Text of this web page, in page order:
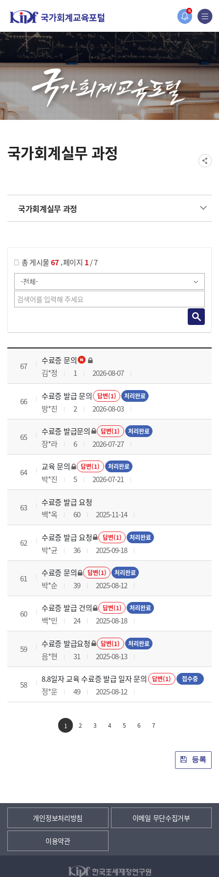
N
홈페이지가 새롭게 개편되었습니다.
한국조세재정연구원홈페이지가 새롭게 개설되었습니다.
국가회계실무 과정
국가회계실무 과정
총 게시물67,페이지 1/ 7
국가회계실무 과정 목록 으로 번호, 제목, 작성자, 조회수, 등록 일로 나열 되고 있습니다.
67
수료증 문의
김*정
1 2026-08-07
66
수료증 발급 문의 답변(1) 처리완료
방*진 2 2026-08-03
65
수료증 발급문의 답변(1) 처리완료
장*라 6 2026-07-27
64
교육 문의 답변(1) 처리완료
박*진 5 2026-07-21
63
수료증 발급 요청
백*옥
60 2025-11-14
62
수료증 발급 요청 답변(1) 처리완료
박*균 36 2025-09-18
61
수료증 문의 답변(1) 처리완료
박*순 39 2025-08-12
60
수료증 발급 건의 답변(1) 처리완료
백*민 24 2025-08-18
59
수료증 발급요청 답변(1) 처리완료
음*현 31 2025-08-13
58
8.8일자 교육 수료증 발급 일자 문의 답변(1) 접수중
정*운 49 2025-08-12
1 2 3 4 5 6 7
등록
개인정보처리방침 이메일 무단수집거부
이용약관